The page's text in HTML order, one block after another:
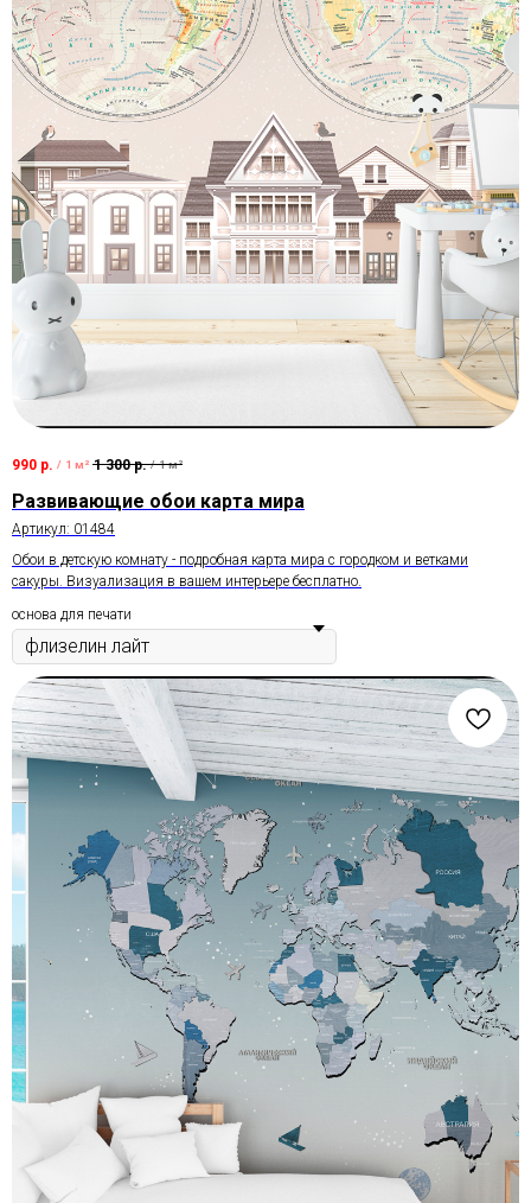
990 р. / 1 м² 1 300 р. / 1 м²
Развивающие обои карта мира
Артикул: 01484
Обои в детскую комнату - подробная карта мира с городком и ветками
сакуры. Визуализация в вашем интерьере бесплатно.
основа для печати
Ищете идеальное решение для оформления детской
комнаты? Обои с картой мира могут стать прекрасным
выбором для создания уникальной и увлекательной
атмосферы в помещении вашего ребенка.
Эо не только красивое дополнение к интерьеру детской
комнаты, но и отличный способ познакомить ребенка с
географией. Такие обои несут в себе образовательную
функцию, помогая детям лучше запоминать страны,
континенты и океаны, это может стимулировать
увлечение ребенка географией, развивать его кругозор и
любопытство, что является важным элементом
культурной грамотности и общего развития. Красочные
изображения разных стран и населенных пунктов
привлекают внимание, а тактильное знакомство с картой
может способствовать лучшему усвоению информации.
Создавая игровую атмосферу в комнате, такие обои
способны вдохновить маленького исследователя на
новые открытия и приключения.
Фотообои обладают ярким дизайном и разнообразными
цветами, что делает их привлекательными для детей
Ищете где купить фотообои с картой
мира в детскую комнату?